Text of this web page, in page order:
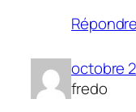
Répondre
octobre
fredo